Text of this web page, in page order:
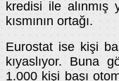
kredisi ile
kısmının ortağı.
Eurostat ise kişi
kıyaslıyor. Buna
1.000 kişi başı